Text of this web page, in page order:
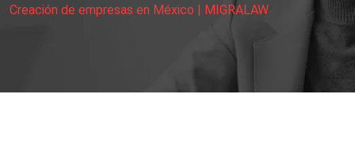
Creación de empresas en México | MIGRALAW